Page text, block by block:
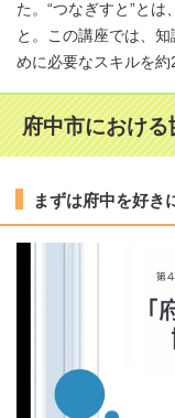
た。“つなぎすと”と
と。この講座では、
めに必要なスキルを約
府中市におけ
まずは府中を好き